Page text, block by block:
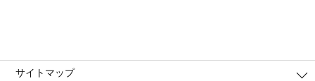
サイトマップ